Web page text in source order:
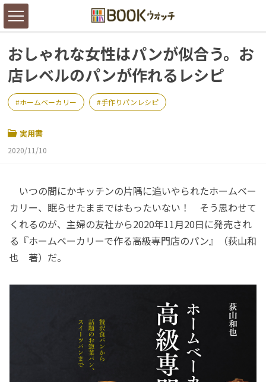
おしゃれな女性はパンが似合う。お
店レベルのパンが作れるレシピ
ホームベーカリー 手作りパンレシピ
実用書
2020/11/10
いつの間にかキッチンの片隅に追いやられたホームベー
カリー、眠らせたままではもったいない！ そう思わせて
くれるのが、主婦の友社から2020年11月20日に発売され
る『ホームベーカリーで作る高級専門店のパン』（荻山和
也 著）だ。